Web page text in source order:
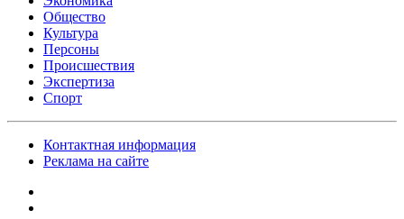
Общество
Культура
Персоны
Происшествия
Экспертиза
Спорт
Контактная информация
Реклама на сайте